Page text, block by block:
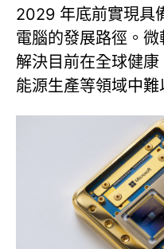
2029 年底前實現具
電腦的發展路徑。
解決目前在全球健
能源生產等領域中難